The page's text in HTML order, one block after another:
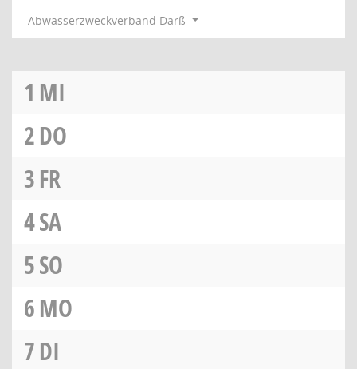
Abwasserzweckverband Darß
1 MI
2DO
3FR
4SA
5SO
6MO
7DI